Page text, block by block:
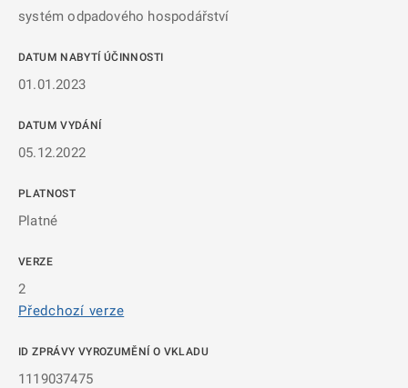
systém odpadového hospodářství
DATUM NABYTÍ ÚČINNOSTI
01.01.2023
DATUM VYDÁNÍ
05.12.2022
PLATNOST
Platné
VERZE
2
Předchozí verze
ID ZPRÁVY VYROZUMĚNÍ O VKLADU
1119037475